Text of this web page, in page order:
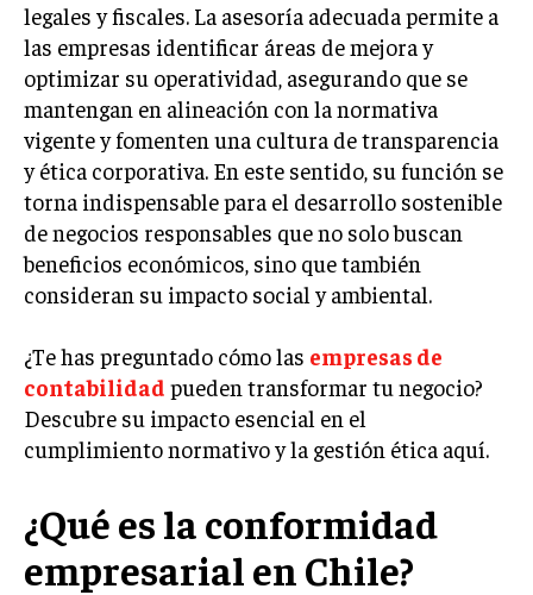
MARKETING
ESTRATEGIAS DE MARKETING
AGENCIAS DE MARKETING
AGENCIAS DE POSICIONAMIENTO WEB SEO
VENTA DE ENLACES
MARKETING DIGITAL
PUBLICIDAD
VENTAS Y PERSUASIÓN
GESTIÓN DE PRODUCTOS
COMUNICACIÓN CORPORATIVA
GESTIÓN DE MARCA
ANÁLISIS DE COMPETENCIA
GESTIÓN DE CLIENTES
legales y fiscales. La asesoría adecuada permite a
las empresas identificar áreas de mejora y
optimizar su operatividad, asegurando que se
mantengan en alineación con la normativa
vigente y fomenten una cultura de transparencia
y ética corporativa. En este sentido, su función se
torna indispensable para el desarrollo sostenible
de negocios responsables que no solo buscan
beneficios económicos, sino que también
consideran su impacto social y ambiental.
¿Te has preguntado cómo las empresas de
contabilidad pueden transformar tu negocio?
Descubre su impacto esencial en el
cumplimiento normativo y la gestión ética aquí.
¿Qué es la conformidad
empresarial en Chile?